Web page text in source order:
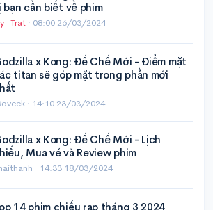
bạn cần biết về phim
· 08:00 26/03/2024
x Kong: Đế Chế Mới - Điểm mặt
titan sẽ góp mặt trong phần mới
· 14:10 23/03/2024
x Kong: Đế Chế Mới - Lịch
Mua vé và Review phim
· 14:33 18/03/2024
14 phim chiếu rạp tháng 3 2024